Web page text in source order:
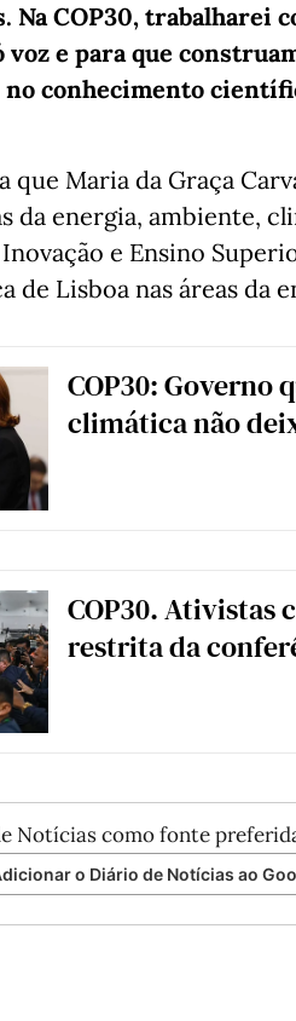
Na COP30, trabalharei
voz e para que
no conhecimento
Maria da Graça
da energia, ambiente,
e Ensino
de Lisboa nas áreas da
COP30: Governo
climática não
COP30. Ativistas
restrita da
Notícias como fonte
o Diário de Notícias ao